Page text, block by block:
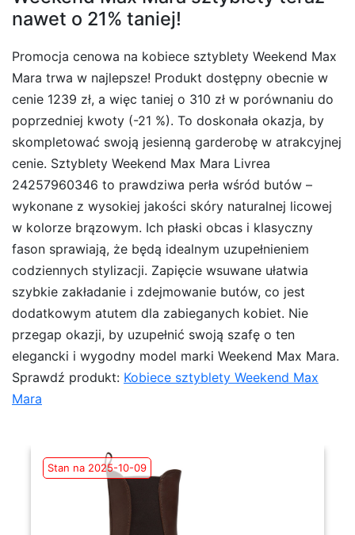
nawet o 21% taniej!
Promocja cenowa na kobiece sztyblety Weekend Max
Mara trwa w najlepsze! Produkt dostępny obecnie w
cenie 1239 zł, a więc taniej o 310 zł w porównaniu do
poprzedniej kwoty (-21 %). To doskonała okazja, by
skompletować swoją jesienną garderobę w atrakcyjnej
cenie. Sztyblety Weekend Max Mara Livrea
24257960346 to prawdziwa perła wśród butów –
wykonane z wysokiej jakości skóry naturalnej licowej
w kolorze brązowym. Ich płaski obcas i klasyczny
fason sprawiają, że będą idealnym uzupełnieniem
codziennych stylizacji. Zapięcie wsuwane ułatwia
szybkie zakładanie i zdejmowanie butów, co jest
dodatkowym atutem dla zabieganych kobiet. Nie
przegap okazji, by uzupełnić swoją szafę o ten
elegancki i wygodny model marki Weekend Max Mara.
Sprawdź produkt: Kobiece sztyblety Weekend Max
Mara
Stan na 2025-10-09